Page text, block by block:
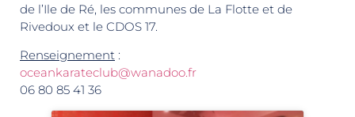
de l’Ile de Ré, les communes de La Flotte et de
Rivedoux et le CDOS 17.
Renseignement :
oceankarateclub@wanadoo.fr
06 80 85 41 36